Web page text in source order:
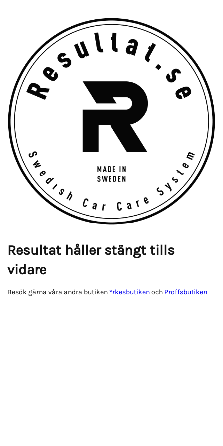
Resultat håller stängt tills
vidare
Besök gärna våra andra butikenYrkesbutikenoch Proffsbutiken